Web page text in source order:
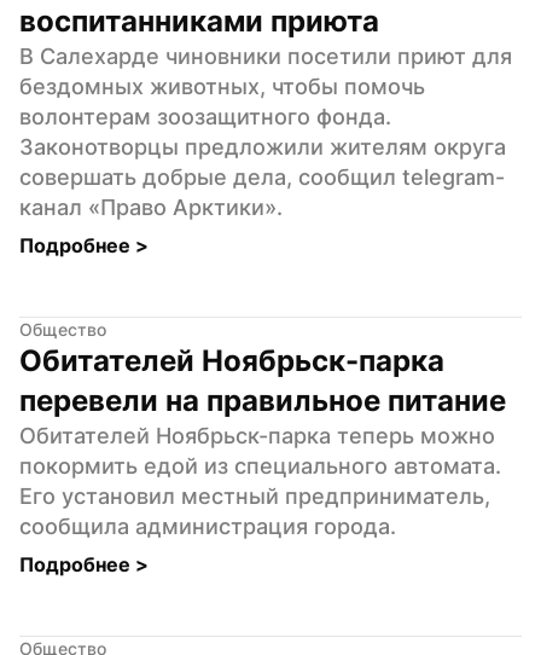
воспитанниками приюта
В Салехарде чиновники посетили приют для
бездомных животных, чтобы помочь
волонтерам зоозащитного фонда.
Законотворцы предложили жителям округа
совершать добрые дела, сообщил telegram-
канал «Право Арктики».
Подробнее >
Общество
Обитателей Ноябрьск-парка
перевели на правильное питание
Обитателей Ноябрьск-парка теперь можно
покормить едой из специального автомата.
Его установил местный предприниматель,
сообщила администрация города.
Подробнее >
Общество